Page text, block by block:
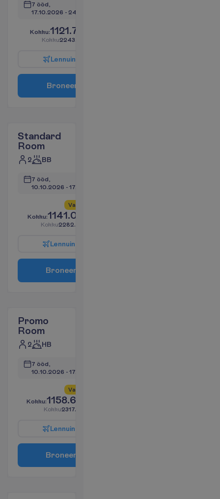
7 ööd,
17.10.2026 - 24.10.2026
Kokku:1121.70
Kokku2243.38
Lennuin
Broneer
Standard
Room
2 BB
7 ööd,
10.10.2026 - 17.10.2026
Va
Kokku:1141.05
Kokku2282.10
Lennuin
Broneer
Promo
Room
2 HB
7 ööd,
10.10.2026 - 17.10.2026
Va
Kokku:1158.60
Kokku2317.19
Lennuin
Broneer